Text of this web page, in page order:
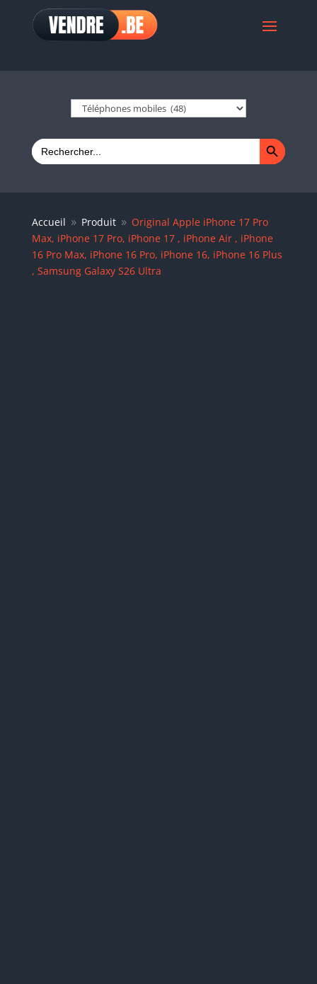
Search
for:
Search Button
Accueil 9 Produit 9 Original Apple iPhone 17 Pro
Max, iPhone 17 Pro, iPhone 17 , iPhone Air , iPhone
16 Pro Max, iPhone 16 Pro, iPhone 16, iPhone 16 Plus
, Samsung Galaxy S26 Ultra